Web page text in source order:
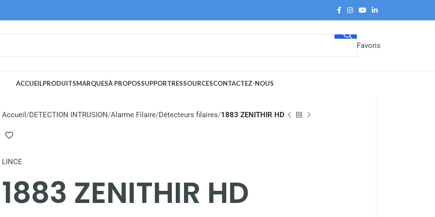
Favoris
ACCUEILPRODUITSMARQUESÀ PROPOSSUPPORTRESSOURCESCONTACTEZ-NOUS
Accueil DETECTION INTRUSION Alarme Filaire Détecteurs filaires 1883 ZENITHIR HD
LINCE
1883 ZENITHIR HD